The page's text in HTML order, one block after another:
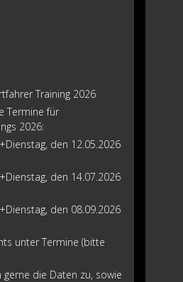
Training 2026
Termine für
2026:
den 12.05.2026
den 14.07.2026
den 08.09.2026
unter Termine (bitte
gerne die Daten zu, sowie